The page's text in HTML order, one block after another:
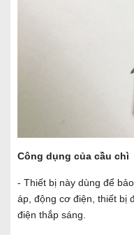
Công dụng của cầu chì
- Thiết bị này dùng để
áp, động cơ điện, thiết bị
điện thắp sáng.